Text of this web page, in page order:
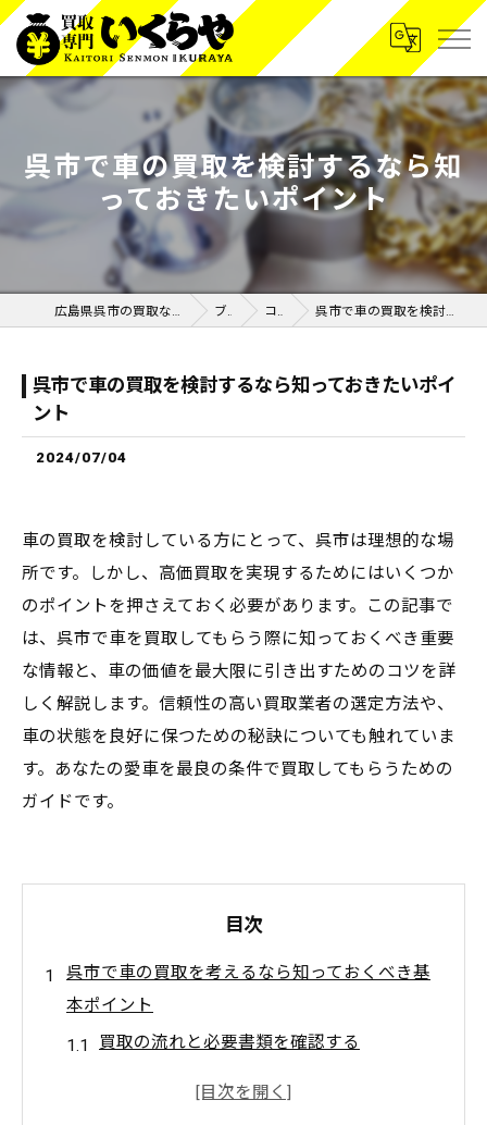
呉市で車の買取を検討するなら知
っておきたいポイント
広島県呉市の買取なら買取専門いくらや呉広店 ブログ コラム 呉市で車の買取を検討するなら知っておきたいポイント
呉市で車の買取を検討するなら知っておきたいポイ
ント
2024/07/04
車の買取を検討している方にとって、呉市は理想的な場
所です。しかし、高価買取を実現するためにはいくつか
のポイントを押さえておく必要があります。この記事で
は、呉市で車を買取してもらう際に知っておくべき重要
な情報と、車の価値を最大限に引き出すためのコツを詳
しく解説します。信頼性の高い買取業者の選定方法や、
車の状態を良好に保つための秘訣についても触れていま
す。あなたの愛車を最良の条件で買取してもらうための
ガイドです。
目次
呉市で車の買取を考えるなら知っておくべき基
本ポイント
買取の流れと必要書類を確認する
査定前に準備しておくべきこと